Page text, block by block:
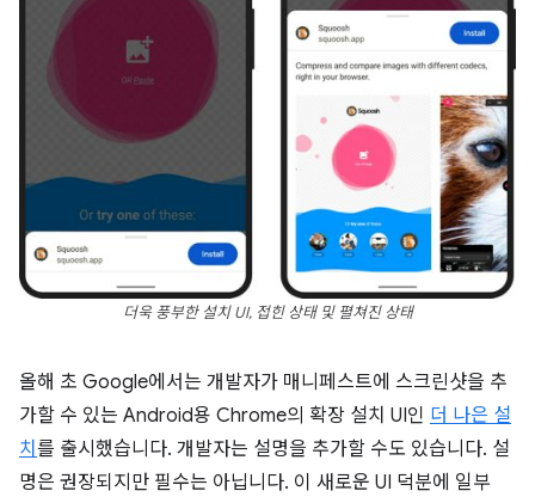
더욱 풍부한 설치 UI, 접힌 상태 및 펼쳐진 상태
올해 초 Google에서는 개발자가 매니페스트에 스크린샷을 추
가할 수 있는 Android용 Chrome의 확장 설치 UI인 더 나은 설
치 를 출시했습니다. 개발자는 설명을 추가할 수도 있습니다. 설
명은 권장되지만 필수는 아닙니다. 이 새로운 UI 덕분에 일부